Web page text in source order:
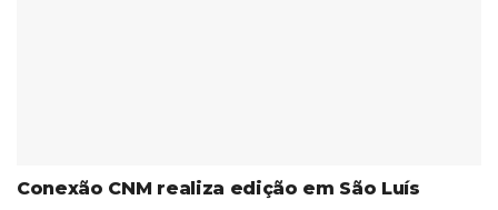
Conexão CNM realiza edição em São Luís